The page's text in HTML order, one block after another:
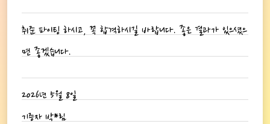
취준 파이팅 하시고, 꼭 합격하시길 바랍니다. 좋은 결과가 있으셨으
면 좋겠습니다.
2026년 5월 8일
기증자 박*림